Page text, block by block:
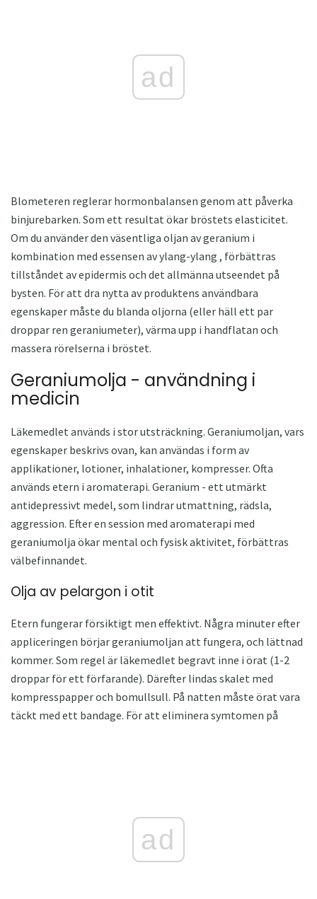
ad
Blometeren reglerar hormonbalansen genom att påverka
binjurebarken. Som ett resultat ökar bröstets elasticitet.
Om du använder den väsentliga oljan av geranium i
kombination med essensen av ylang-ylang , förbättras
tillståndet av epidermis och det allmänna utseendet på
bysten. För att dra nytta av produktens användbara
egenskaper måste du blanda oljorna (eller häll ett par
droppar ren geraniumeter), värma upp i handflatan och
massera rörelserna i bröstet.
Geraniumolja - användning i
medicin
Läkemedlet används i stor utsträckning. Geraniumoljan, vars
egenskaper beskrivs ovan, kan användas i form av
applikationer, lotioner, inhalationer, kompresser. Ofta
används etern i aromaterapi. Geranium - ett utmärkt
antidepressivt medel, som lindrar utmattning, rädsla,
aggression. Efter en session med aromaterapi med
geraniumolja ökar mental och fysisk aktivitet, förbättras
välbefinnandet.
Olja av pelargon i otit
Etern fungerar försiktigt men effektivt. Några minuter efter
appliceringen börjar geraniumoljan att fungera, och lättnad
kommer. Som regel är läkemedlet begravt inne i örat (1-2
droppar för ett förfarande). Därefter lindas skalet med
kompresspapper och bomullsull. På natten måste örat vara
täckt med ett bandage. För att eliminera symtomen på
ad